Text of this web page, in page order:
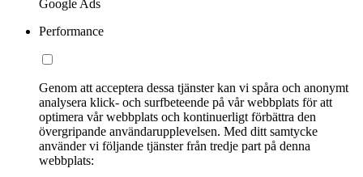
Google Ads
Performance
Genom att acceptera dessa tjänster kan vi spåra och anonymt
analysera klick- och surfbeteende på vår webbplats för att
optimera vår webbplats och kontinuerligt förbättra den
övergripande användarupplevelsen. Med ditt samtycke
använder vi följande tjänster från tredje part på denna
webbplats: